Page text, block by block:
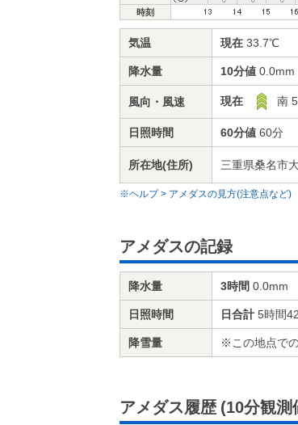
時刻
気温 現在 33.7℃
降水量 10分値 0.0mm
風向・風速 現在 南
日照時間 60分値 60分
所在地(住所) 三重県桑名市
※ヘルプ > アメダスの見方(注意点など)
アメダスの記録
降水量 3時間 0.0mm
日照時間 日合計 5時間
降雪量 ※この地点で
アメダス履歴 (10分観測